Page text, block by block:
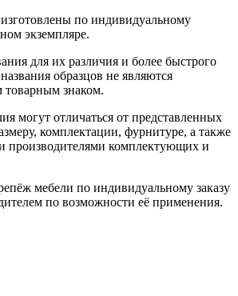
по индивидуальному
экземпляре.
для их различия и более быстрого
образцов не являются
товарным знаком.
могут отличаться от представленных
комплектации, фурнитуре, а также
производителями комплектующих и
мебели по индивидуальному заказу
по возможности её применения.